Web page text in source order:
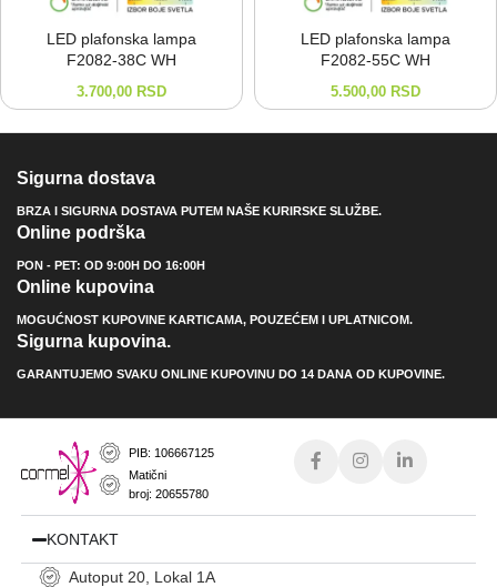
LED plafonska lampa
F2082-⁠38C WH
3.700,00 RSD
LED plafonska lampa
F2082-⁠55C WH
5.500,00 RSD
Sigurna dostava
BRZA I SIGURNA DOSTAVA PUTEM NAŠE KURIRSKE SLUŽBE.
Online podrška
PON - PET: OD 9:00H DO 16:00H
Online kupovina
MOGUĆNOST KUPOVINE KARTICAMA, POUZEĆEM I UPLATNICOM.
Sigurna kupovina.
GARANTUJEMO SVAKU ONLINE KUPOVINU DO 14 DANA OD KUPOVINE.
PIB: 106667125
Matični
broj: 20655780
KONTAKT
Autoput 20, Lokal 1A